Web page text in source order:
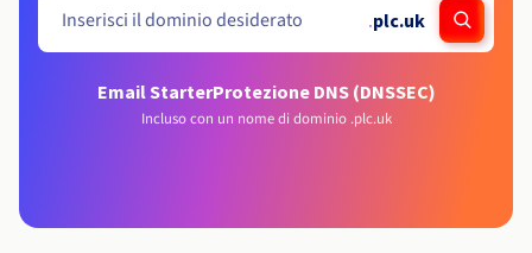
.plc.uk
Email StarterProtezione DNS (DNSSEC)
Incluso con un nome di dominio .plc.uk